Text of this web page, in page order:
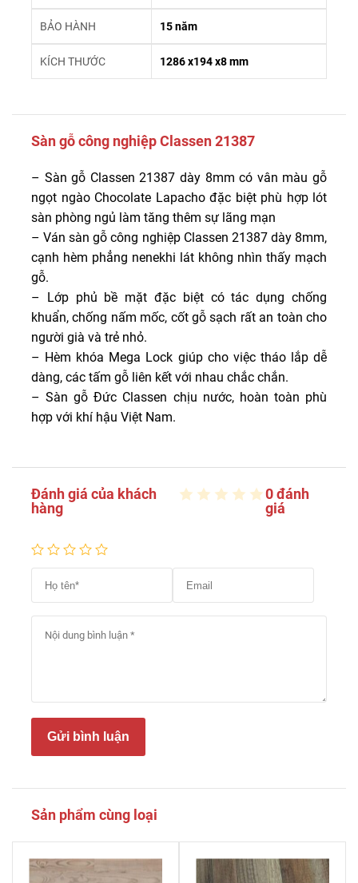
BẢO HÀNH 15 năm
KÍCH THƯỚC 1286 x194 x8 mm
Sàn gỗ công nghiệp Classen 21387
– Sàn gỗ Classen 21387 dày 8mm có vân màu gỗ
ngọt ngào Chocolate Lapacho đặc biệt phù hợp lót
sàn phòng ngủ làm tăng thêm sự lãng mạn
– Ván sàn gỗ công nghiệp Classen 21387 dày 8mm,
cạnh hèm phẳng nenekhi lát không nhìn thấy mạch
gỗ.
– Lớp phủ bề mặt đặc biệt có tác dụng chống
khuẩn, chống nấm mốc, cốt gỗ sạch rất an toàn cho
người già và trẻ nhỏ.
– Hèm khóa Mega Lock giúp cho việc tháo lắp dễ
dàng, các tấm gỗ liên kết với nhau chắc chắn.
– Sàn gỗ Đức Classen chịu nước, hoàn toàn phù
hợp với khí hậu Việt Nam.
Đánh giá của khách
hàng
0 đánh
giá
Gửi bình luận
Sản phẩm cùng loại